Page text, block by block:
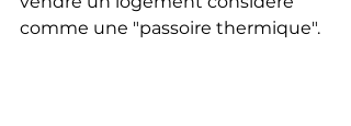
comme une "passoire thermique".